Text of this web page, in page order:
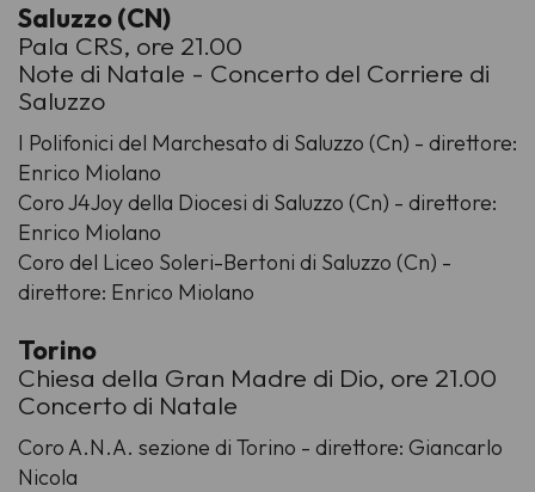
Saluzzo (CN)
Pala CRS, ore 21.00
Note di Natale - Concerto del Corriere di
Saluzzo
I Polifonici del Marchesato di Saluzzo (Cn) - direttore:
Enrico Miolano
Coro J4Joy della Diocesi di Saluzzo (Cn) - direttore:
Enrico Miolano
Coro del Liceo Soleri-Bertoni di Saluzzo (Cn) -
direttore: Enrico Miolano
Torino
Chiesa della Gran Madre di Dio, ore 21.00
Concerto di Natale
Coro A.N.A. sezione di Torino - direttore: Giancarlo
Nicola